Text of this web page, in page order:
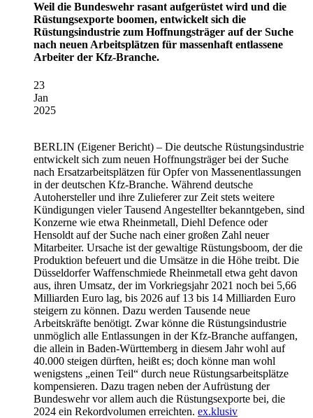
Weil die Bundeswehr rasant aufgerüstet wird und die
Rüstungsexporte boomen, entwickelt sich die
Rüstungsindustrie zum Hoffnungsträger auf der Suche
nach neuen Arbeitsplätzen für massenhaft entlassene
Arbeiter der Kfz-Branche.
23
Jan
2025
BERLIN (Eigener Bericht) – Die deutsche Rüstungsindustrie
entwickelt sich zum neuen Hoffnungsträger bei der Suche
nach Ersatzarbeitsplätzen für Opfer von Massenentlassungen
in der deutschen Kfz-Branche. Während deutsche
Autohersteller und ihre Zulieferer zur Zeit stets weitere
Kündigungen vieler Tausend Angestellter bekanntgeben, sind
Konzerne wie etwa Rheinmetall, Diehl Defence oder
Hensoldt auf der Suche nach einer großen Zahl neuer
Mitarbeiter. Ursache ist der gewaltige Rüstungsboom, der die
Produktion befeuert und die Umsätze in die Höhe treibt. Die
Düsseldorfer Waffenschmiede Rheinmetall etwa geht davon
aus, ihren Umsatz, der im Vorkriegsjahr 2021 noch bei 5,66
Milliarden Euro lag, bis 2026 auf 13 bis 14 Milliarden Euro
steigern zu können. Dazu werden Tausende neue
Arbeitskräfte benötigt. Zwar könne die Rüstungsindustrie
unmöglich alle Entlassungen in der Kfz-Branche auffangen,
die allein in Baden-Württemberg in diesem Jahr wohl auf
40.000 steigen dürften, heißt es; doch könne man wohl
wenigstens „einen Teil“ durch neue Rüstungsarbeitsplätze
kompensieren. Dazu tragen neben der Aufrüstung der
Bundeswehr vor allem auch die Rüstungsexporte bei, die
2024 ein Rekordvolumen erreichten. ex.klusiv